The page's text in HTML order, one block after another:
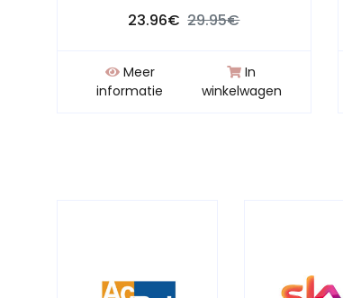
23.96€ 29.95€
Meer
informatie
In
winkelwagen